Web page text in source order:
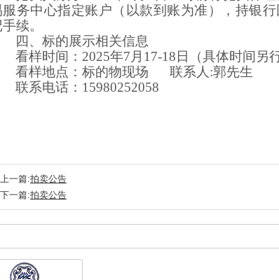
服务中心指定账户（以款到账为准），持银
续。
四、标的展示相关信息
看样时间： 2025年7 月 17-18日（具体时间另
看样地点：标的物现场
联系人 :郭先生
联系电话： 15980252058
上一篇:拍卖公告
下一篇:拍卖公告